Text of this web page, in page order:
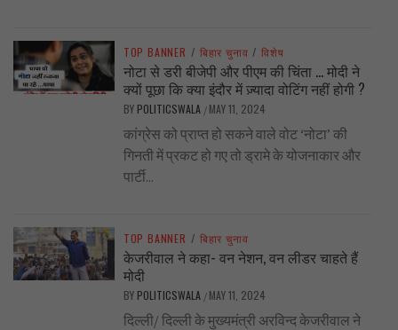
TOP BANNER / बिहार चुनाव / विशेष
नोटा से डरी बीजेपी और पीएम की चिंता … मोदी ने
क्यों पूछा कि क्या इंदौर में ज़्यादा वोटिंग नहीं होगी ?
BY POLITICSWALA / MAY 11, 2024
कांग्रेस को प्राप्त हो सकने वाले वोट ‘नोटा’ की
गिनती में प्रकट हो गए तो ड्रामे के योजनाकार और
पार्टी...
TOP BANNER / बिहार चुनाव
केजरीवाल ने कहा- वन नेशन, वन लीडर चाहते हैं
मोदी
BY POLITICSWALA / MAY 11, 2024
दिल्ली/ दिल्ली के मुख्यमंत्री अरविन्द केजरीवाल ने